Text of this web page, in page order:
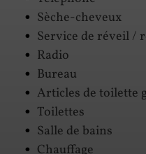
Sèche-cheveux
Service de réveil /
Radio
Bureau
Articles de toilette
Toilettes
Salle de bains
Chauffage